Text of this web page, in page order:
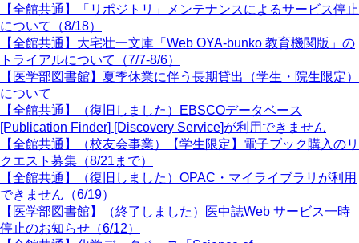
【全館共通】「リポジトリ」メンテナンスによるサービス停止
について（8/18）
【全館共通】大宅壮一文庫「Web OYA-bunko 教育機関版」の
トライアルについて（7/7-8/6）
【医学部図書館】夏季休業に伴う長期貸出（学生・院生限定）
について
【全館共通】（復旧しました）EBSCOデータベース
[Publication Finder] [Discovery Service]が利用できません
【全館共通】（校友会事業）【学生限定】電子ブック購入のリ
クエスト募集（8/21まで）
【全館共通】（復旧しました）OPAC・マイライブラリが利用
できません（6/19）
【医学部図書館】（終了しました）医中誌Web サービス一時
停止のお知らせ（6/12）